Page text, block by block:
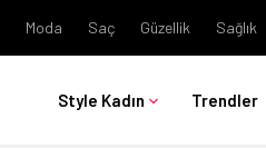
Moda Saç Güzellik Sağlık
Style Kadın Trendler